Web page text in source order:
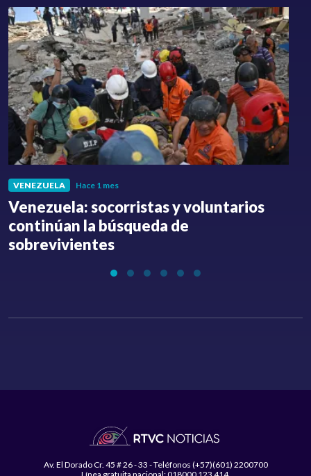
VENEZUELA Hace 1 mes
Venezuela: socorristas y voluntarios
continúan la búsqueda de
sobrevivientes
Av. El Dorado Cr. 45 # 26 - 33 - Teléfonos (+57)(601) 2200700